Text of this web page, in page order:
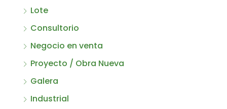
Lote
Consultorio
Negocio en venta
Proyecto / Obra Nueva
Galera
Industrial